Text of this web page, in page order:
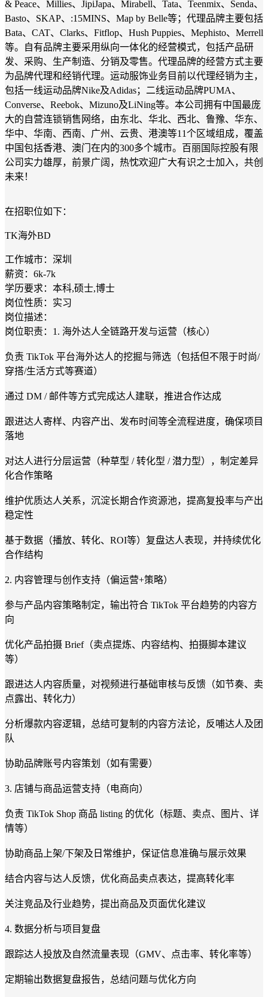
& Peace、Millies、JipiJapa、Mirabell、Tata、Teenmix、Senda、
Basto、SKAP、:15MINS、Map by Belle等；代理品牌主要包括
Bata、CAT、Clarks、Fitflop、Hush Puppies、Mephisto、Merrell
等。自有品牌主要采用纵向一体化的经营模式，包括产品研
发、采购、生产制造、分销及零售。代理品牌的经营方式主要
为品牌代理和经销代理。运动服饰业务目前以代理经销为主，
包括一线运动品牌Nike及Adidas；二线运动品牌PUMA、
Converse、Reebok、Mizuno及LiNing等。本公司拥有中国最庞
大的自营连锁销售网络，由东北、华北、西北、鲁豫、华东、
华中、华南、西南、广州、云贵、港澳等11个区域组成，覆盖
中国包括香港、澳门在内的300多个城市。百丽国际控股有限
公司实力雄厚，前景广阔，热忱欢迎广大有识之士加入，共创
未来！
在招职位如下：
TK海外BD
工作城市：深圳
薪资：6k-7k
学历要求：本科,硕士,博士
岗位性质：实习
岗位描述：
岗位职责：1. 海外达人全链路开发与运营（核心）
负责 TikTok 平台海外达人的挖掘与筛选（包括但不限于时尚/
穿搭/生活方式等赛道）
通过 DM / 邮件等方式完成达人建联，推进合作达成
跟进达人寄样、内容产出、发布时间等全流程进度，确保项目
落地
对达人进行分层运营（种草型 / 转化型 / 潜力型），制定差异
化合作策略
维护优质达人关系，沉淀长期合作资源池，提高复投率与产出
稳定性
基于数据（播放、转化、ROI等）复盘达人表现，并持续优化
合作结构
2. 内容管理与创作支持（偏运营+策略）
参与产品内容策略制定，输出符合 TikTok 平台趋势的内容方
向
优化产品拍摄 Brief（卖点提炼、内容结构、拍摄脚本建议
等）
跟进达人内容质量，对视频进行基础审核与反馈（如节奏、卖
点露出、转化力）
分析爆款内容逻辑，总结可复制的内容方法论，反哺达人及团
队
协助品牌账号内容策划（如有需要）
3. 店铺与商品运营支持（电商向）
负责 TikTok Shop 商品 listing 的优化（标题、卖点、图片、详
情等）
协助商品上架/下架及日常维护，保证信息准确与展示效果
结合内容与达人反馈，优化商品卖点表达，提高转化率
关注竞品及行业趋势，提出商品及页面优化建议
4. 数据分析与项目复盘
跟踪达人投放及自然流量表现（GMV、点击率、转化率等）
定期输出数据复盘报告，总结问题与优化方向